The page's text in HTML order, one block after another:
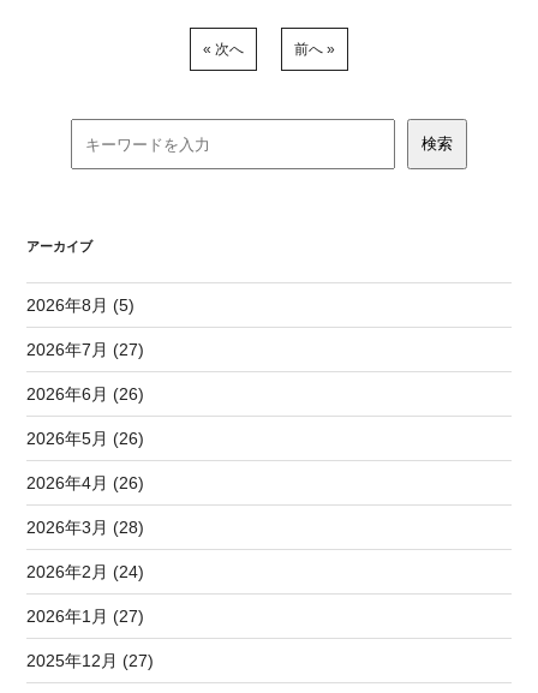
« 次へ 前へ »
アーカイブ
2026年8月 (5)
2026年7月 (27)
2026年6月 (26)
2026年5月 (26)
2026年4月 (26)
2026年3月 (28)
2026年2月 (24)
2026年1月 (27)
2025年12月 (27)